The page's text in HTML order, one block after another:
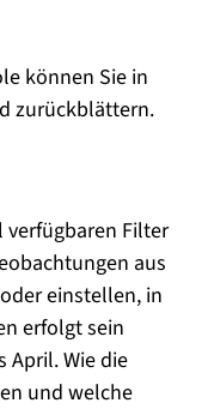
können Sie in
zurückblättern.
Filter
aus
einstellen, in
erfolgt sein
April. Wie die
und welche